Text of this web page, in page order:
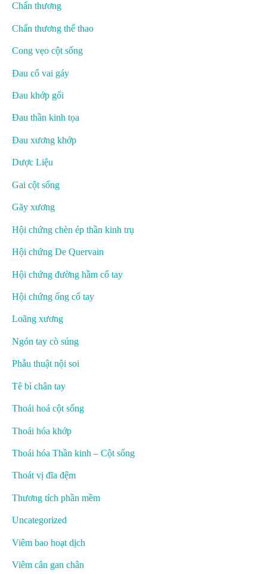
Chấn thương
Chấn thương thể thao
Cong vẹo cột sống
Đau cổ vai gáy
Đau khớp gối
Đau thần kinh tọa
Đau xương khớp
Dược Liệu
Gai cột sống
Gãy xương
Hội chứng chèn ép thần kinh trụ
Hội chứng De Quervain
Hội chứng đường hầm cổ tay
Hội chứng ống cổ tay
Loãng xương
Ngón tay cò súng
Phẫu thuật nội soi
Tê bì chân tay
Thoái hoá cột sống
Thoái hóa khớp
Thoái hóa Thần kinh – Cột sống
Thoát vị đĩa đệm
Thương tích phần mềm
Uncategorized
Viêm bao hoạt dịch
Viêm cân gan chân